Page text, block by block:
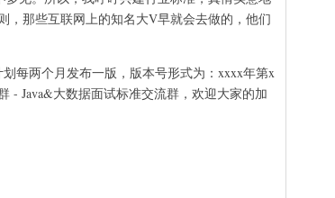
，那些互联网上的知名大V早就会去做的，他们
每两个月发布一版，版本号形式为：xxxx年第x
- Java&大数据面试标准交流群，欢迎大家的加